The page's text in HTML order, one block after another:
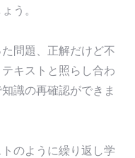
う。
問題、正解だけど不
キストと照らし合わ
識の再確認ができま
のように繰り返し学